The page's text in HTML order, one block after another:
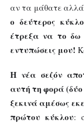
αν τα μάθατε αλλά
ο δεύτερος
έτρεξα να το
εντυπώσεις μου!
Η νέα σεζόν
αυτή τη φορά
ξεκινά αμέσως
πρώτου κύκλου: